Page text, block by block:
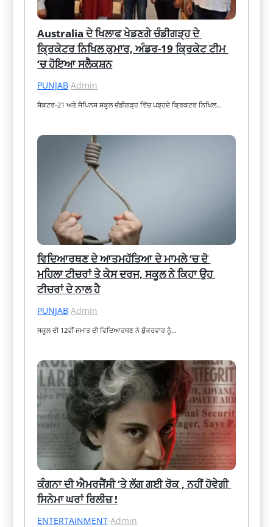
Australia ਦੇ ਖਿਲਾਫ ਖੇਡਣਗੇ ਚੰਡੀਗੜ੍ਹ ਦੇ
ਕ੍ਰਿਕੇਟਰ ਨਿਖਿਲ ਕੁਮਾਰ, ਅੰਡਰ-19 ਕ੍ਰਿਕੇਟ ਟੀਮ
‘ਚ ਹੋਇਆ ਸਲੈਕਸ਼ਨ
PUNJAB·Admin
ਸੈਕਟਰ-21 ਅਤੇ ਸੈਪਿਨਸ ਸਕੂਲ ਚੰਡੀਗੜ੍ਹ ਵਿੱਚ ਪੜ੍ਹਦੇ ਕ੍ਰਿਕਟਰ ਨਿਖਿਲ…
ਵਿਦਿਆਰਥਣ ਦੇ ਆਤਮਹੱਤਿਆ ਦੇ ਮਾਮਲੇ ‘ਚ ਦੋ
ਮਹਿਲਾ ਟੀਚਰਾਂ ਤੇ ਕੇਸ ਦਰਜ, ਸਕੂਲ ਨੇ ਕਿਹਾ ਉਹ
ਟੀਚਰਾਂ ਦੇ ਨਾਲ ਹੈ
PUNJAB·Admin
ਸਕੂਲ ਦੀ 12ਵੀਂ ਜਮਾਤ ਦੀ ਵਿਦਿਆਰਥਣ ਨੇ ਸ਼ੁੱਕਰਵਾਰ ਨੂੰ…
ਕੰਗਨਾ ਦੀ ਐਮਰਜੈਂਸੀ ‘ਤੇ ਲੱਗ ਗਈ ਰੋਕ , ਨਹੀਂ ਹੋਵੇਗੀ
ਸਿਨੇਮਾ ਘਰਾਂ ਰਿਲੀਜ਼ !
ENTERTAINMENT·Admin